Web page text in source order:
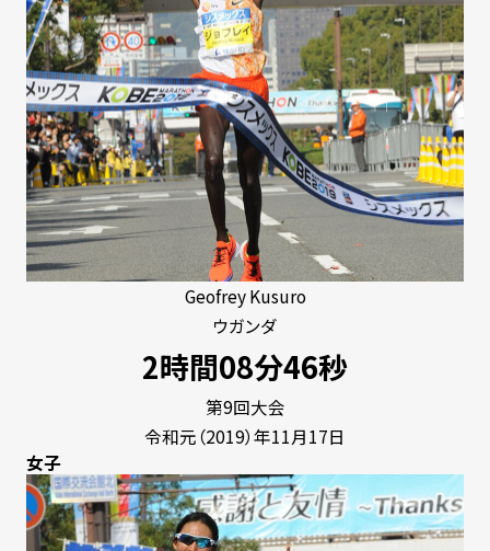
Geofrey Kusuro
ウガンダ
2時間08分46秒
第9回大会
令和元（2019）年11月17日
女子